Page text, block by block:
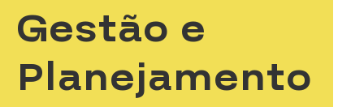
Gestão e
Planejamento